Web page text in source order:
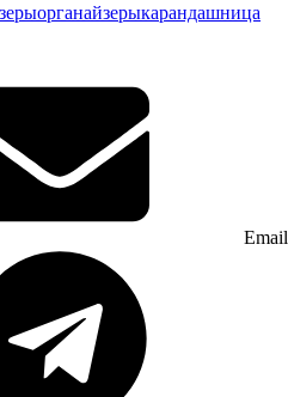
органайзерыкарандашница
Email